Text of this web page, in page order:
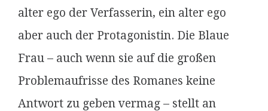
alter ego der Verfasserin, ein alter ego
aber auch der Protagonistin. Die Blaue
Frau – auch wenn sie auf die großen
Problemaufrisse des Romanes keine
Antwort zu geben vermag – stellt an